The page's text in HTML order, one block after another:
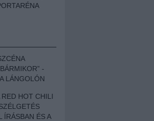
-
LÁNGOLÓN
RED HOT CHILI
ÍRÁSBAN ÉS A